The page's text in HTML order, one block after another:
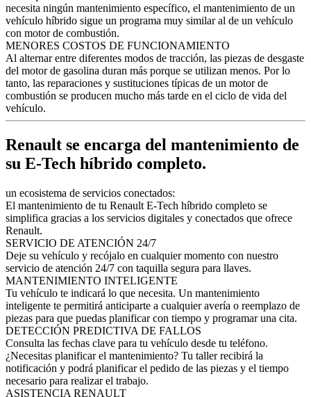
necesita ningún mantenimiento específico, el mantenimiento de un
vehículo híbrido sigue un programa muy similar al de un vehículo
con motor de combustión.
MENORES COSTOS DE FUNCIONAMIENTO
Al alternar entre diferentes modos de tracción, las piezas de desgaste
del motor de gasolina duran más porque se utilizan menos. Por lo
tanto, las reparaciones y sustituciones típicas de un motor de
combustión se producen mucho más tarde en el ciclo de vida del
vehículo.
Renault se encarga del mantenimiento de
su E-Tech híbrido completo.
un ecosistema de servicios conectados:
El mantenimiento de tu Renault E-Tech híbrido completo se
simplifica gracias a los servicios digitales y conectados que ofrece
Renault.
SERVICIO DE ATENCIÓN 24/7
Deje su vehículo y recójalo en cualquier momento con nuestro
servicio de atención 24/7 con taquilla segura para llaves.
MANTENIMIENTO INTELIGENTE
Tu vehículo te indicará lo que necesita. Un mantenimiento
inteligente te permitirá anticiparte a cualquier avería o reemplazo de
piezas para que puedas planificar con tiempo y programar una cita.
DETECCIÓN PREDICTIVA DE FALLOS
Consulta las fechas clave para tu vehículo desde tu teléfono.
¿Necesitas planificar el mantenimiento? Tu taller recibirá la
notificación y podrá planificar el pedido de las piezas y el tiempo
necesario para realizar el trabajo.
ASISTENCIA RENAULT